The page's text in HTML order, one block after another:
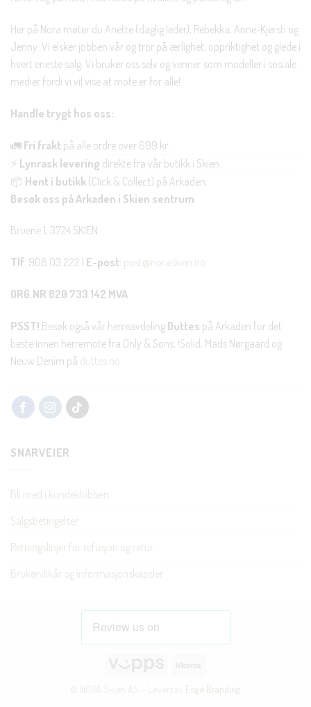
Her på Nora møter du Anette (daglig leder), Rebekka, Anne-Kjersti og
Jenny. Vi elsker jobben vår og tror på ærlighet, oppriktighet og glede i
hvert eneste salg. Vi bruker oss selv og venner som modeller i sosiale
medier fordi vi vil vise at mote er for alle!
Handle trygt hos oss:
🚛 Fri frakt på alle ordre over 699 kr.
⚡ Lynrask levering direkte fra vår butikk i Skien.
📦 Hent i butikk (Click & Collect) på Arkaden.
Besøk oss på Arkaden i Skien sentrum
Bruene 1, 3724 SKIEN
Tlf: 908 03 222 | E-post: post@noraskien.no
ORG.NR 820 733 142 MVA
PSST! Besøk også vår herreavdeling Duttes på Arkaden for det
beste innen herremote fra Only & Sons, !Solid, Mads Nørgaard og
Neuw Denim på duttes.no
SNARVEIER
Bli med i kundeklubben
Salgsbetingelser
Retningslinjer for refusjon og retur
Brukervilkår og informasjonskapsler
Edge Branding